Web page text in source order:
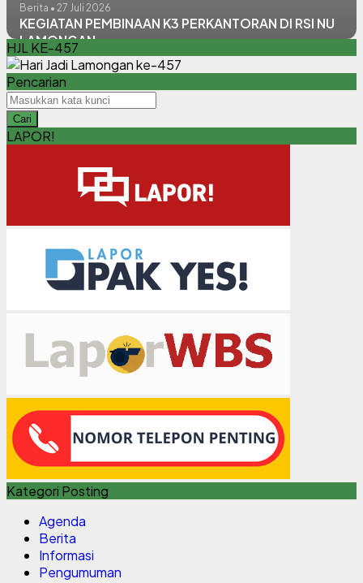
Berita • 27 Juli 2026
KEGIATAN PEMBINAAN K3 PERKANTORAN DI RSI NU
LAMONGAN
HJL KE-457
Pencarian
Cari
LAPOR!
Kategori Posting
Agenda
Berita
Informasi
Pengumuman